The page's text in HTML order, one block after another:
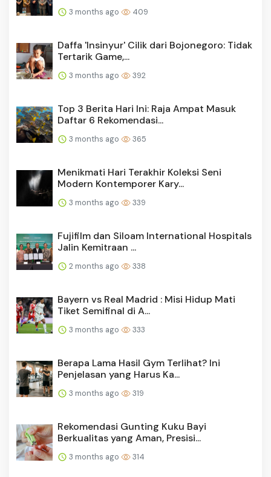
3 months ago 409
Daffa 'Insinyur' Cilik dari Bojonegoro: Tidak
Tertarik Game,...
3 months ago 392
Top 3 Berita Hari Ini: Raja Ampat Masuk
Daftar 6 Rekomendasi...
3 months ago 365
Menikmati Hari Terakhir Koleksi Seni
Modern Kontemporer Kary...
3 months ago 339
Fujifilm dan Siloam International Hospitals
Jalin Kemitraan ...
2 months ago 338
Bayern vs Real Madrid : Misi Hidup Mati
Tiket Semifinal di A...
3 months ago 333
Berapa Lama Hasil Gym Terlihat? Ini
Penjelasan yang Harus Ka...
3 months ago 319
Rekomendasi Gunting Kuku Bayi
Berkualitas yang Aman, Presisi...
3 months ago 314